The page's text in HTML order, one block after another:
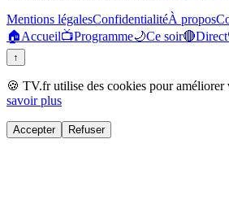
Mentions légalesConfidentialitéÀ propos
🏠Accueil📺Programme🌙Ce soir🔴Direct
↑
🍪 TV.fr utilise des cookies pour améliorer
savoir plus
Accepter Refuser